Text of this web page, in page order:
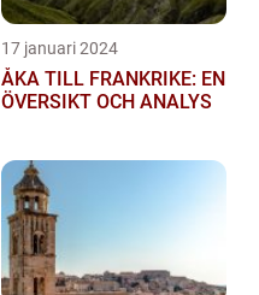
17 januari 2024
ÅKA TILL FRANKRIKE: EN
ÖVERSIKT OCH ANALYS